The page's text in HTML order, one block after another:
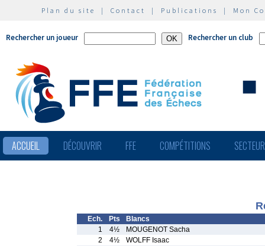
Plan du site | Contact | Publications | Mon
Rechercher un joueur Rechercher un club
ACCUEIL DÉCOUVRIR FFE COMPÉTITIONS
Ech. Pts
Blancs
1
4½
MOUGENOT Sacha
2
4½
WOLFF Isaac